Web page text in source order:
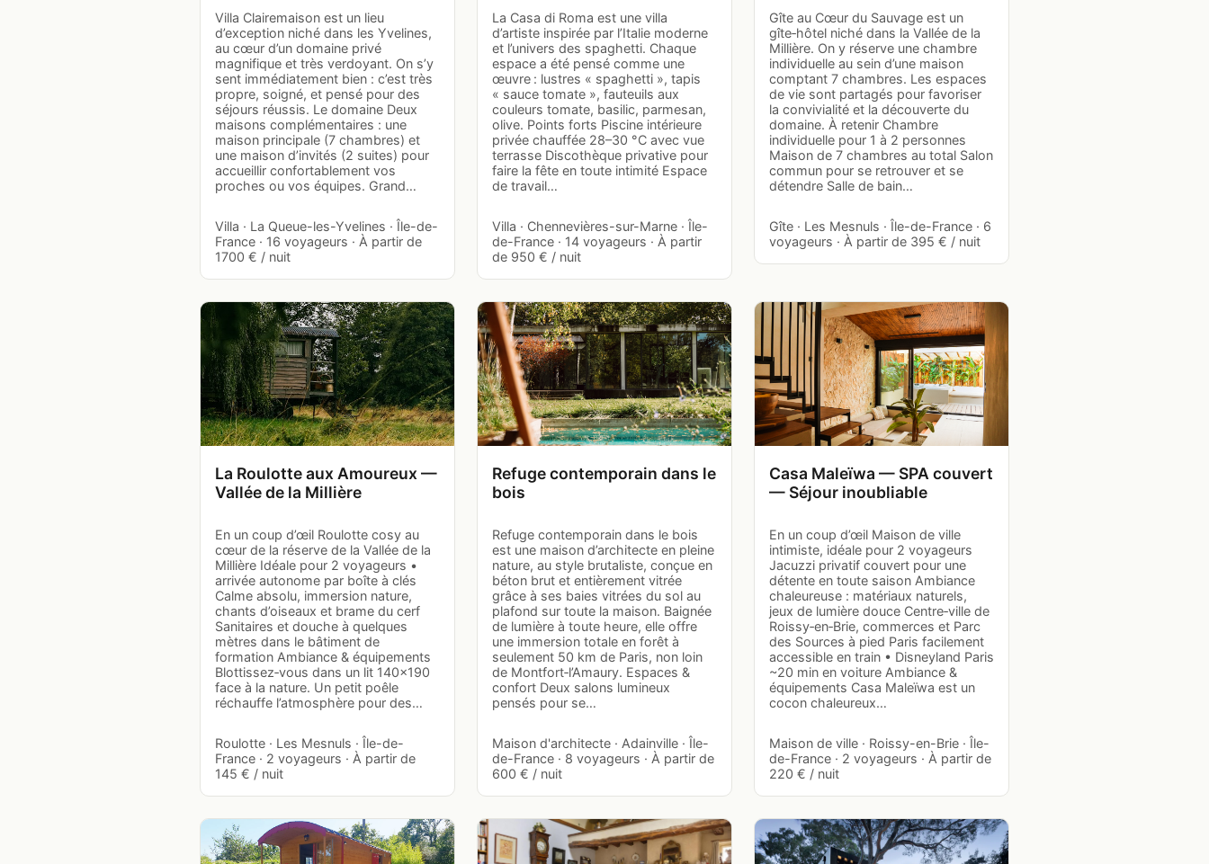
Villa Clairemaison est un lieu
d’exception niché dans les Yvelines,
au cœur d’un domaine privé
magnifique et très verdoyant. On s’y
sent immédiatement bien : c’est très
propre, soigné, et pensé pour des
séjours réussis. Le domaine Deux
maisons complémentaires : une
maison principale (7 chambres) et
une maison d’invités (2 suites) pour
accueillir confortablement vos
proches ou vos équipes. Grand…
Villa · La Queue-les-Yvelines · Île-de-
France · 16 voyageurs · À partir de
1700 € / nuit
La Casa di Roma est une villa
d’artiste inspirée par l’Italie moderne
et l’univers des spaghetti. Chaque
espace a été pensé comme une
œuvre : lustres « spaghetti », tapis
« sauce tomate », fauteuils aux
couleurs tomate, basilic, parmesan,
olive. Points forts Piscine intérieure
privée chauffée 28–30 °C avec vue
terrasse Discothèque privative pour
faire la fête en toute intimité Espace
de travail…
Villa · Chennevières-sur-Marne · Île-
de-France · 14 voyageurs · À partir
de 950 € / nuit
Gîte au Cœur du Sauvage est un
gîte‑hôtel niché dans la Vallée de la
Millière. On y réserve une chambre
individuelle au sein d’une maison
comptant 7 chambres. Les espaces
de vie sont partagés pour favoriser
la convivialité et la découverte du
domaine. À retenir Chambre
individuelle pour 1 à 2 personnes
Maison de 7 chambres au total Salon
commun pour se retrouver et se
détendre Salle de bain…
Gîte · Les Mesnuls · Île-de-France · 6
voyageurs · À partir de 395 € / nuit
La Roulotte aux Amoureux —
Vallée de la Millière
En un coup d’œil Roulotte cosy au
cœur de la réserve de la Vallée de la
Millière Idéale pour 2 voyageurs •
arrivée autonome par boîte à clés
Calme absolu, immersion nature,
chants d’oiseaux et brame du cerf
Sanitaires et douche à quelques
mètres dans le bâtiment de
formation Ambiance & équipements
Blottissez‑vous dans un lit 140×190
face à la nature. Un petit poêle
réchauffe l’atmosphère pour des…
Roulotte · Les Mesnuls · Île-de-
France · 2 voyageurs · À partir de
145 € / nuit
Refuge contemporain dans le
bois
Refuge contemporain dans le bois
est une maison d’architecte en pleine
nature, au style brutaliste, conçue en
béton brut et entièrement vitrée
grâce à ses baies vitrées du sol au
plafond sur toute la maison. Baignée
de lumière à toute heure, elle offre
une immersion totale en forêt à
seulement 50 km de Paris, non loin
de Montfort‑l’Amaury. Espaces &
confort Deux salons lumineux
pensés pour se…
Maison d'architecte · Adainville · Île-
de-France · 8 voyageurs · À partir de
600 € / nuit
Casa Maleïwa — SPA couvert
— Séjour inoubliable
En un coup d’œil Maison de ville
intimiste, idéale pour 2 voyageurs
Jacuzzi privatif couvert pour une
détente en toute saison Ambiance
chaleureuse : matériaux naturels,
jeux de lumière douce Centre‑ville de
Roissy‑en‑Brie, commerces et Parc
des Sources à pied Paris facilement
accessible en train • Disneyland Paris
~20 min en voiture Ambiance &
équipements Casa Maleïwa est un
cocon chaleureux…
Maison de ville · Roissy-en-Brie · Île-
de-France · 2 voyageurs · À partir de
220 € / nuit